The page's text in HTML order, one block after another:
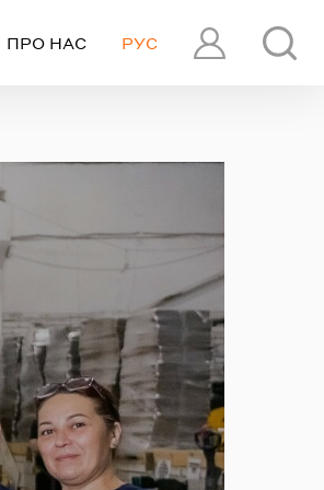
ПРОФІЛЬ
РУС
ПРО НАС